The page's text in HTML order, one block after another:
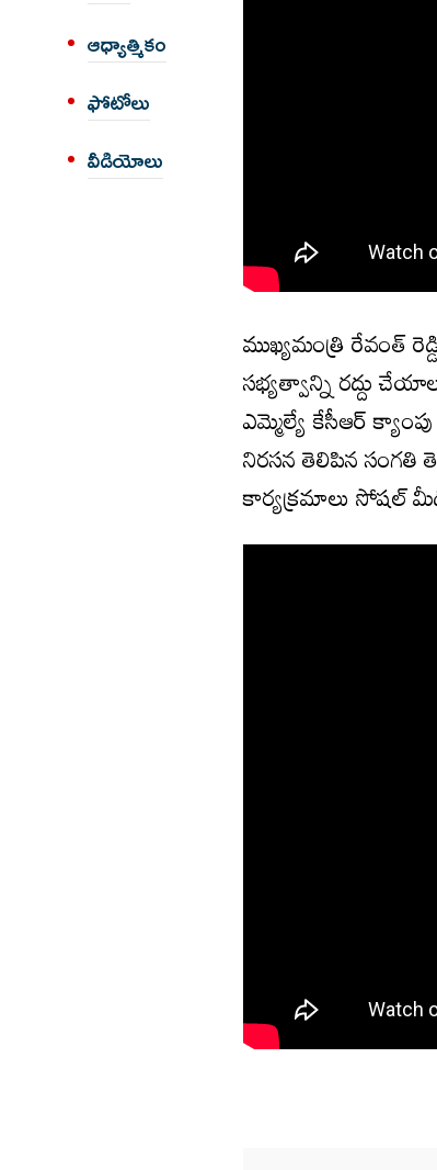
ఆధ్యాత్మికం
ఫోటోలు
వీడియోలు
ముఖ్యమంత్రి రేవంత్
సభ్యత్వాన్ని రద్దు
ఎమ్మెల్యే కేసీఆర్
నిరసన తెలిపిన సంగతి
కార్యక్రమాలు